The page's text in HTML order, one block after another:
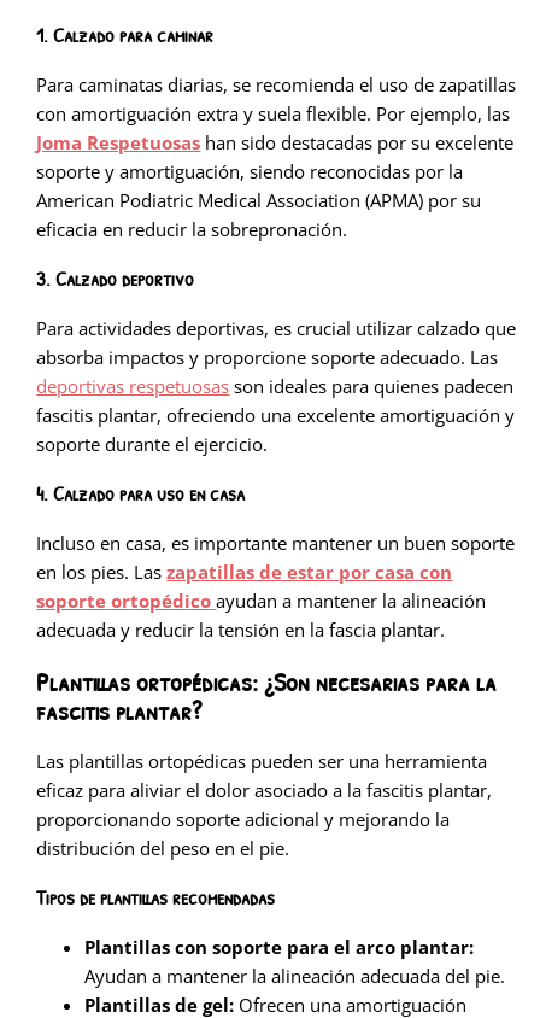
1. Calzado para caminar
Para caminatas diarias, se recomienda el uso de zapatillas
con amortiguación extra y suela flexible. Por ejemplo, las
Joma Respetuosas han sido destacadas por su excelente
soporte y amortiguación, siendo reconocidas por la
American Podiatric Medical Association (APMA) por su
eficacia en reducir la sobrepronación.
3. Calzado deportivo
Para actividades deportivas, es crucial utilizar calzado que
absorba impactos y proporcione soporte adecuado. Las
deportivas respetuosas son ideales para quienes padecen
fascitis plantar, ofreciendo una excelente amortiguación y
soporte durante el ejercicio.
4. Calzado para uso en casa
Incluso en casa, es importante mantener un buen soporte
en los pies. Laszapatillas de estar por casa con
soporte ortopédico ayudan a mantener la alineación
adecuada y reducir la tensión en la fascia plantar.
Plantillas ortopédicas: ¿Son necesarias para la
fascitis plantar?
Las plantillas ortopédicas pueden ser una herramienta
eficaz para aliviar el dolor asociado a la fascitis plantar,
proporcionando soporte adicional y mejorando la
distribución del peso en el pie.
Tipos de plantillas recomendadas
Plantillas con soporte para el arco plantar:
Ayudan a mantener la alineación adecuada del pie.
Plantillas de gel: Ofrecen una amortiguación